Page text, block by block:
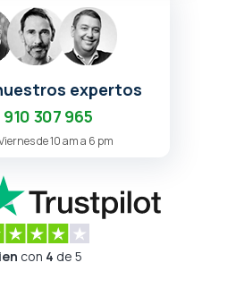
expertos
910 307 965
de 10 am a 6 pm
con 4 de 5